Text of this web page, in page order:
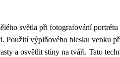
světla při fotografování portrétu
Použití výplňového blesku venku
a osvětlit stíny na tváři. Tato